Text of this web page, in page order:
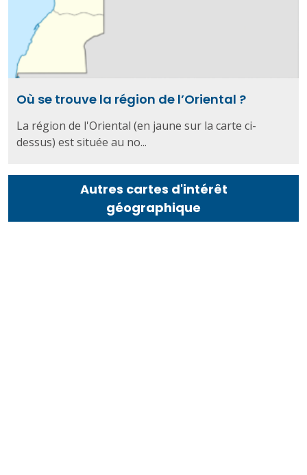
Où se trouve la région de l’Oriental ?
La région de l'Oriental (en jaune sur la carte ci-
dessus) est située au no...
Autres cartes d'intérêt
géographique